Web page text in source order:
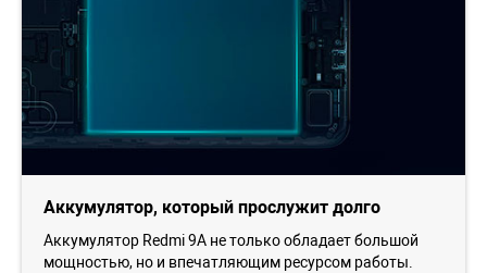
Аккумулятор, который прослужит долго
Аккумулятор Redmi 9A не только обладает большой
мощностью, но и впечатляющим ресурсом работы.